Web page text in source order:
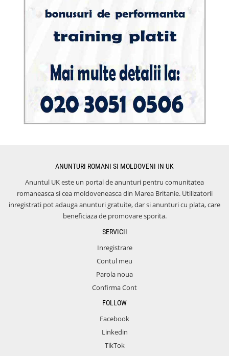
ANUNTURI ROMANI SI MOLDOVENI IN UK
Anuntul UK este un portal de anunturi pentru comunitatea
romaneasca si cea moldoveneasca din Marea Britanie. Utilizatorii
inregistrati pot adauga anunturi gratuite, dar si anunturi cu plata, care
beneficiaza de promovare sporita.
SERVICII
Inregistrare
Contul meu
Parola noua
Confirma Cont
FOLLOW
Facebook
Linkedin
TikTok